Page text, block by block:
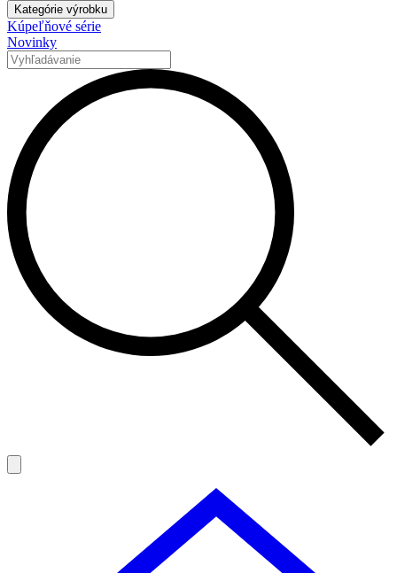
Kategórie výrobku
Kúpeľňové série
Novinky